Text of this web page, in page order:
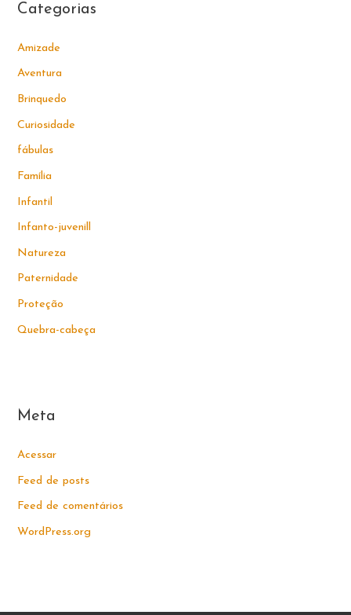
Categorias
Amizade
Aventura
Brinquedo
Curiosidade
fábulas
Família
Infantil
Infanto-juvenill
Natureza
Paternidade
Proteção
Quebra-cabeça
Meta
Acessar
Feed de posts
Feed de comentários
WordPress.org